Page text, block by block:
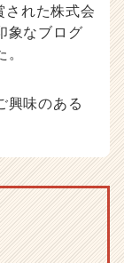
された株式会
象なブログ
興味のある